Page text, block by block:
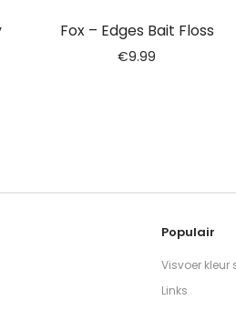
Fox – Edges Bait Floss
€9.99
Populair
Visvoer kleur
Links